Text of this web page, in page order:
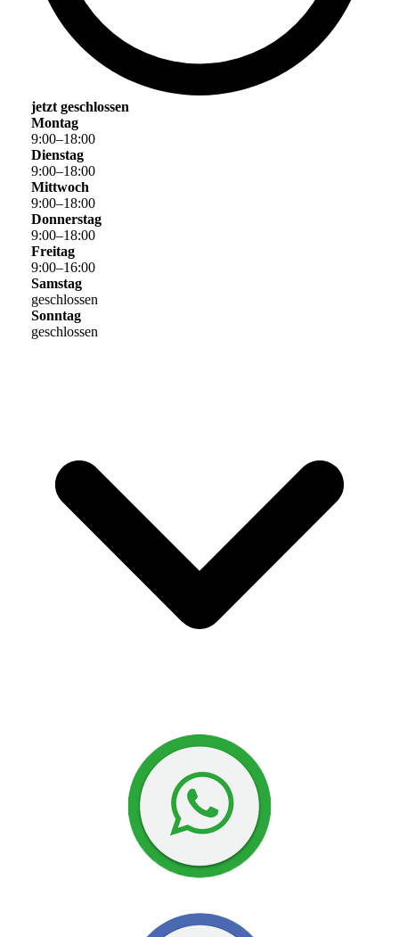
jetzt geschlossen
Montag
9:00–18:00
Dienstag
9:00–18:00
Mittwoch
9:00–18:00
Donnerstag
9:00–18:00
Freitag
9:00–16:00
Samstag
geschlossen
Sonntag
geschlossen